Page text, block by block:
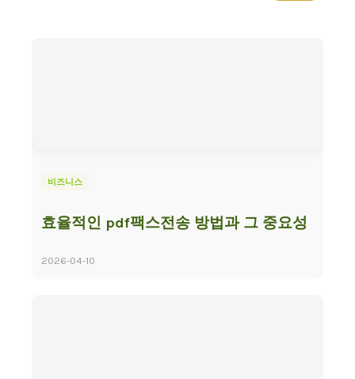
비즈니스
효율적인 pdf팩스전송 방법과 그 중요성
2026-04-10